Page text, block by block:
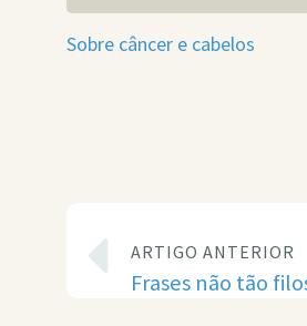
Sobre câncer e cabelos
ARTIGO ANTERIOR
Frases não tão